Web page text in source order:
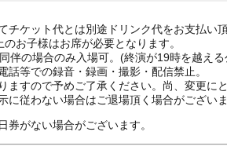
ケット代とは別途ドリンク代をお支払い頂
お子様はお席が必要となります。
伴の場合のみ入場可。(終演が19時を越える
等での録音・録画・撮影・配信禁止。
すので予めご了承ください。尚、変更に
従わない場合はご退場頂く場合がございま
がない場合がございます。